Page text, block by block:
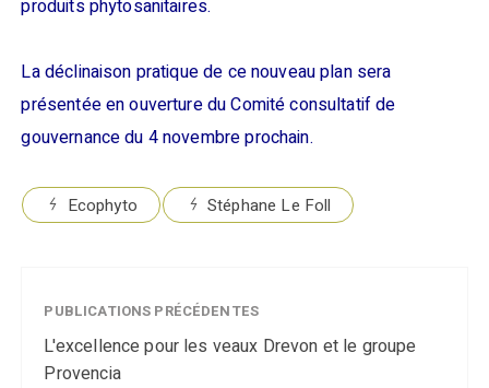
produits phytosanitaires.
La déclinaison pratique de ce nouveau plan sera
présentée en ouverture du Comité consultatif de
gouvernance du 4 novembre prochain.
Ecophyto Stéphane Le Foll
PUBLICATIONS PRÉCÉDENTES
L'excellence pour les veaux Drevon et le groupe
Provencia